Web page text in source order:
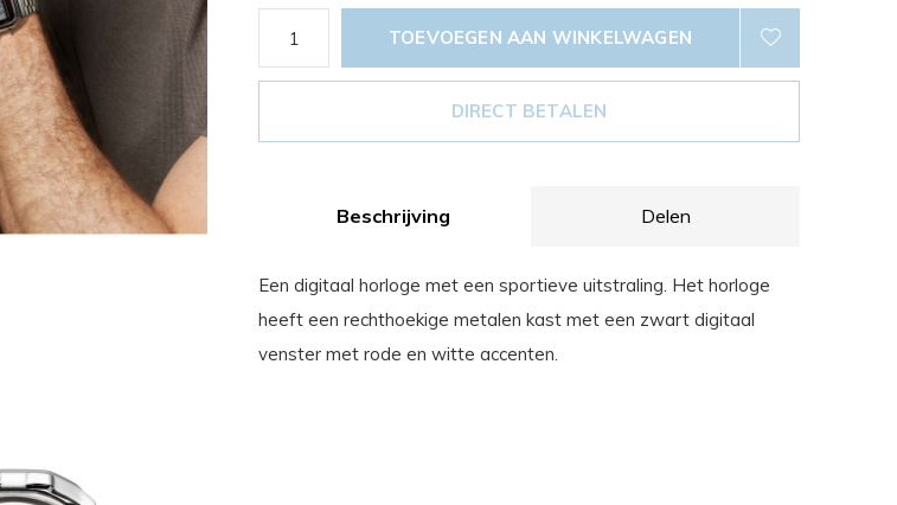
TOEVOEGEN AAN WINKELWAGEN
DIRECT BETALEN
Beschrijving Delen
Een digitaal horloge met een sportieve uitstraling. Het horloge
heeft een rechthoekige metalen kast met een zwart digitaal
venster met rode en witte accenten.